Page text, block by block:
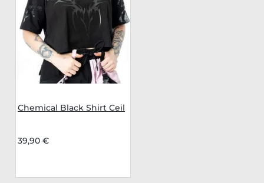
Chemical Black Shirt Ceil
39,90 €